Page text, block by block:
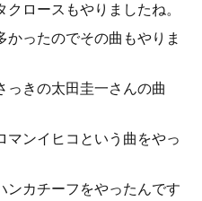
ロースもやりましたね。
ったのでその曲もやりま
っきの太田圭一さんの曲
マンイヒコという曲をやっ
ンカチーフをやったんです